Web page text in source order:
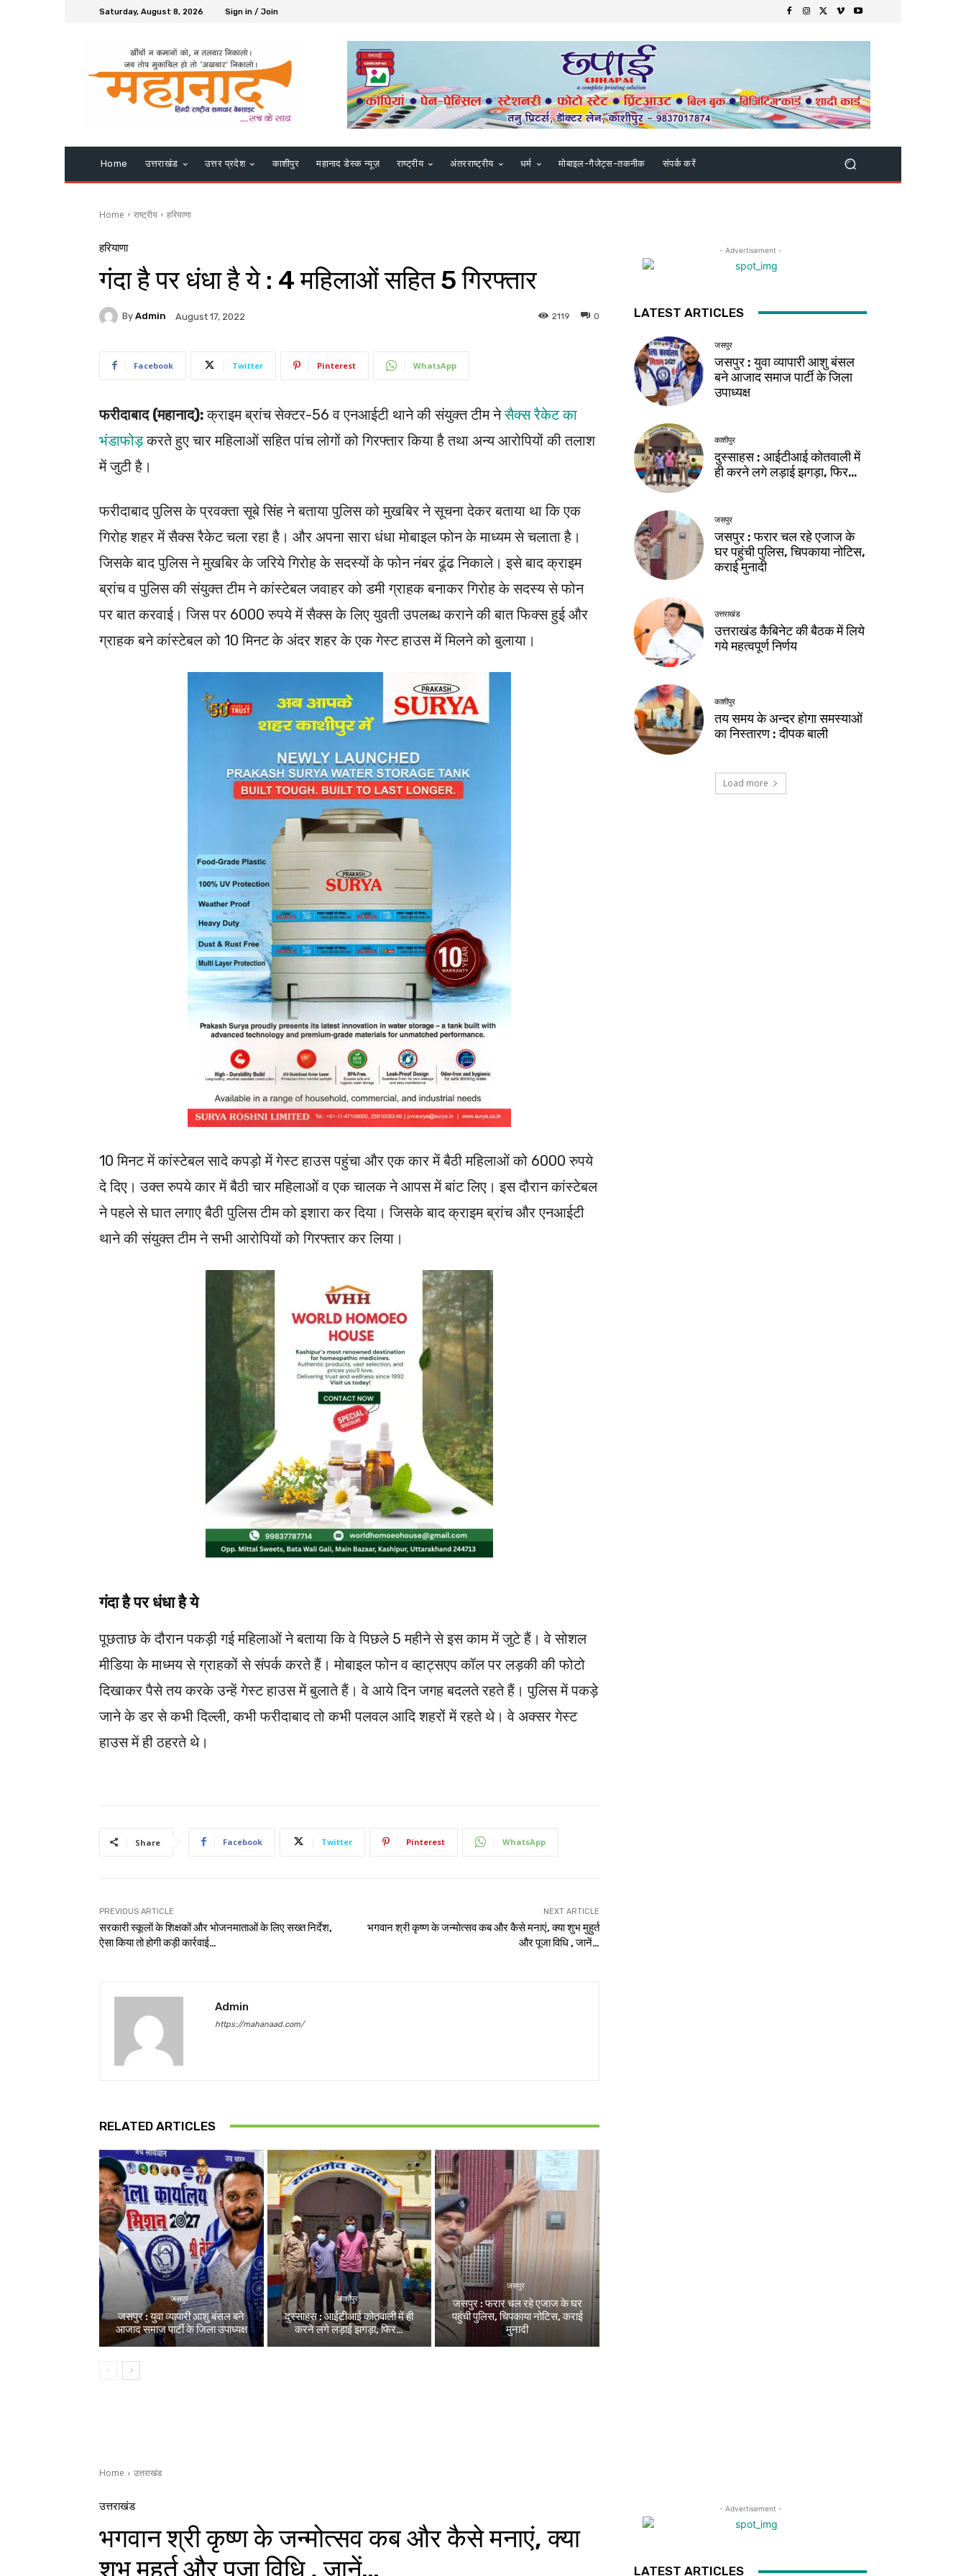
Saturday, August 8, 2026 Sign in / Join
Home उत्तराखंड उत्तर प्रदेश काशीपुर महानाद डेस्क न्यूज़ राष्ट्रीय अंतरराष्ट्रीय धर्म मोबाइल-गैजेट्स-तकनीक संपर्क करें
Home राष्ट्रीय हरियाणा
हरियाणा
गंदा है पर धंधा है ये : 4 महिलाओं सहित 5 गिरफ्तार
By Admin August 17, 2022 0
2119
Facebook Twitter Pinterest WhatsApp
फरीदाबाद (महानाद):क्राइम ब्रांच सेक्टर-56 व एनआईटी थाने की संयुक्त टीम नेसैक्स रैकेट का
भंडाफोड़करते हुए चार महिलाओं सहित पांच लोगों को गिरफ्तार किया है तथा अन्य आरोपियों की तलाश
में जुटी है।
फरीदाबाद पुलिस के प्रवक्ता सूबे सिंह ने बताया पुलिस को मुखबिर ने सूचना देकर बताया था कि एक
गिरोह शहर में सैक्स रैकेट चला रहा है। और अपना सारा धंधा मोबाइल फोन के माध्यम से चलाता है।
जिसके बाद पुलिस ने मुखबिर के जरिये गिरोह के सदस्यों के फोन नंबर ढूंढ निकाले। इसे बाद क्राइम
ब्रांच व पुलिस की संयुक्त टीम ने कांस्टेबल जवाहर को डमी ग्राहक बनाकर गिरोह के सदस्य से फोन
पर बात करवाई। जिस पर 6000 रुपये में सैक्स के लिए युवती उपलब्ध कराने की बात फिक्स हुई और
ग्राहक बने कांस्टेबल को 10 मिनट के अंदर शहर के एक गेस्ट हाउस में मिलने को बुलाया।
10 मिनट में कांस्टेबल सादे कपड़ो में गेस्ट हाउस पहुंचा और एक कार में बैठी महिलाओं को 6000 रुपये
दे दिए। उक्त रुपये कार में बैठी चार महिलाओं व एक चालक ने आपस में बांट लिए। इस दौरान कांस्टेबल
ने पहले से घात लगाए बैठी पुलिस टीम को इशारा कर दिया। जिसके बाद क्राइम ब्रांच और एनआईटी
थाने की संयुक्त टीम ने सभी आरोपियों को गिरफ्तार कर लिया।
गंदा है पर धंधा है ये
पूछताछ के दौरान पकड़ी गई महिलाओं ने बताया कि वे पिछले 5 महीने से इस काम में जुटे हैं। वे सोशल
मीडिया के माध्मय से ग्राहकों से संपर्क करते हैं। मोबाइल फोन व व्हाट्सएप कॉल पर लड़की की फोटो
दिखाकर पैसे तय करके उन्हें गेस्ट हाउस में बुलाते हैं। वे आये दिन जगह बदलते रहते हैं। पुलिस में पकड़े
जाने के डर से कभी दिल्ली, कभी फरीदाबाद तो कभी पलवल आदि शहरों में रहते थे। वे अक्सर गेस्ट
हाउस में ही ठहरते थे।
Share Facebook Twitter Pinterest WhatsApp
PREVIOUS ARTICLE
सरकारी स्कूलों के शिक्षकों और भोजनमाताओं के लिए सख्त निर्देश,
ऐसा किया तो होगी कड़ी कार्रवाई…
NEXT ARTICLE
भगवान श्री कृष्ण के जन्मोत्सव कब और कैसे मनाएं, क्या शुभ मुहुर्त
और पूजा विधि , जानें…
Admin
https://mahanaad.com/
RELATED ARTICLES
जसपुर
जसपुर : युवा व्यापारी आशु बंसल बने
आजाद समाज पार्टी के जिला उपाध्यक्ष
काशीपुर
दुस्साहस : आईटीआई कोतवाली में ही
करने लगे लड़ाई झगड़ा, फिर…
जसपुर
जसपुर : फरार चल रहे एजाज के घर
पहुंची पुलिस, चिपकाया नोटिस, कराई
मुनादी
- Advertisement -
LATEST ARTICLES
जसपुर
जसपुर : युवा व्यापारी आशु बंसल
बने आजाद समाज पार्टी के जिला
उपाध्यक्ष
काशीपुर
दुस्साहस : आईटीआई कोतवाली में
ही करने लगे लड़ाई झगड़ा, फिर…
जसपुर
जसपुर : फरार चल रहे एजाज के
घर पहुंची पुलिस, चिपकाया नोटिस,
कराई मुनादी
उत्तराखंड
उत्तराखंड कैबिनेट की बैठक में लिये
गये महत्वपूर्ण निर्णय
काशीपुर
तय समय के अन्दर होगा समस्याओं
का निस्तारण : दीपक बाली
Load more